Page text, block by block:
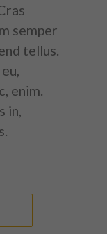
semper
tellus.
enim.
in,